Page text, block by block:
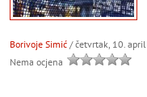
Borivoje Simić / četvrtak, 10.
Nema ocjena